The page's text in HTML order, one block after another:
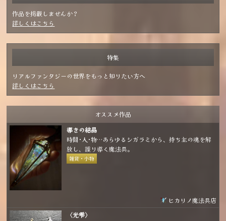
作品を掲載しませんか？
詳しくはこちら
特集
リアルファンタジーの世界をもっと知りたい方へ
詳しくはこちら
オススメ作品
導きの結晶
時間･人･物…あらゆるシガラミから、持ち主の魂を解
放し、護り導く魔法具。
雑貨・小物
ヒカリノ魔法具店
〈光雫〉